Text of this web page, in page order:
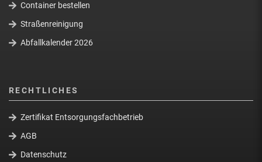
Container bestellen
Straßenreinigung
Abfallkalender 2026
RECHTLICHES
Zertifikat Entsorgungsfachbetrieb
AGB
Datenschutz